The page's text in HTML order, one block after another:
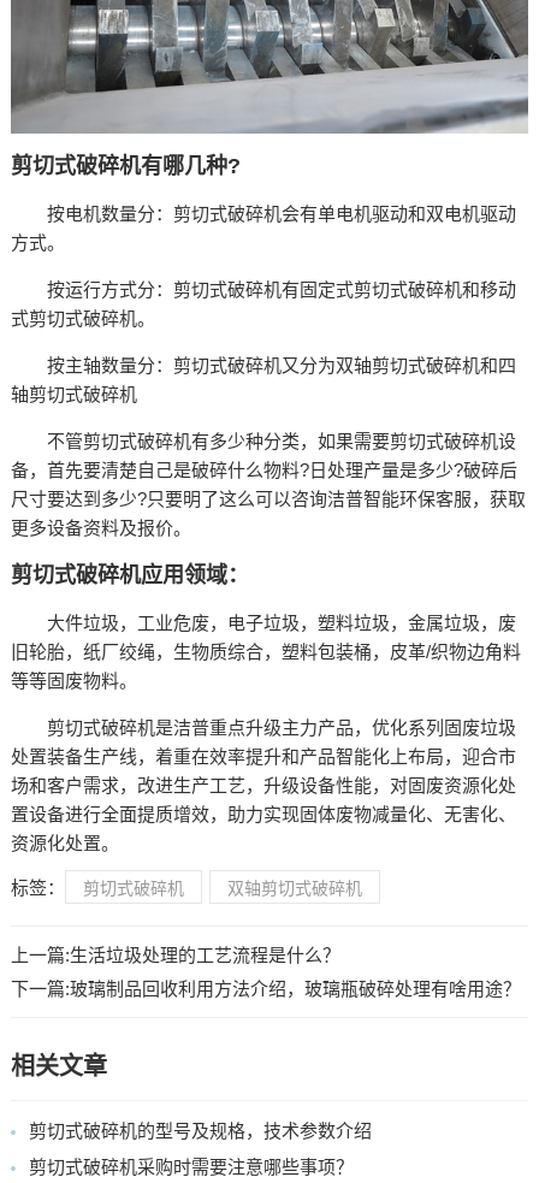
剪切式破碎机有哪几种?
按电机数量分：剪切式破碎机会有单电机驱动和双电机驱动
方式。
按运行方式分：剪切式破碎机有固定式剪切式破碎机和移动
式剪切式破碎机。
按主轴数量分：剪切式破碎机又分为双轴剪切式破碎机和四
轴剪切式破碎机
不管剪切式破碎机有多少种分类，如果需要剪切式破碎机设
备，首先要清楚自己是破碎什么物料?日处理产量是多少?破碎后
尺寸要达到多少?只要明了这么可以咨询洁普智能环保客服，获取
更多设备资料及报价。
剪切式破碎机应用领域：
大件垃圾，工业危废，电子垃圾，塑料垃圾，金属垃圾，废
旧轮胎，纸厂绞绳，生物质综合，塑料包装桶，皮革/织物边角料
等等固废物料。
剪切式破碎机是洁普重点升级主力产品，优化系列固废垃圾
处置装备生产线，着重在效率提升和产品智能化上布局，迎合市
场和客户需求，改进生产工艺，升级设备性能，对固废资源化处
置设备进行全面提质增效，助力实现固体废物减量化、无害化、
资源化处置。
标签： 剪切式破碎机 双轴剪切式破碎机
上一篇:生活垃圾处理的工艺流程是什么？
下一篇:玻璃制品回收利用方法介绍，玻璃瓶破碎处理有啥用途？
相关文章
剪切式破碎机的型号及规格，技术参数介绍
剪切式破碎机采购时需要注意哪些事项？